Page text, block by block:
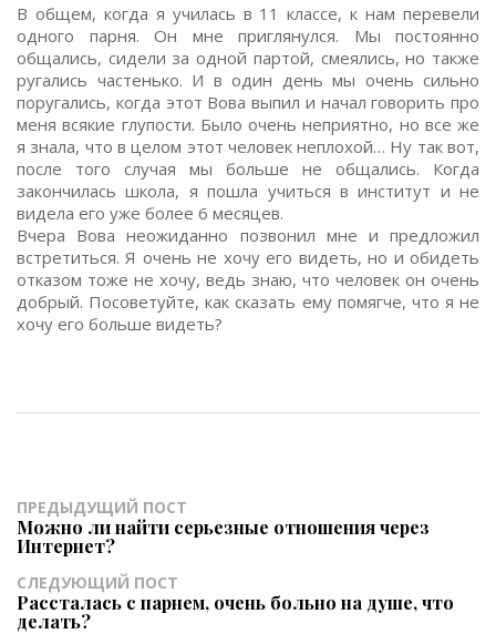
В общем, когда я училась в 11 классе, к нам перевели
одного парня. Он мне приглянулся. Мы постоянно
общались, сидели за одной партой, смеялись, но также
ругались частенько. И в один день мы очень сильно
поругались, когда этот Вова выпил и начал говорить про
меня всякие глупости. Было очень неприятно, но все же
я знала, что в целом этот человек неплохой… Ну так вот,
после того случая мы больше не общались. Когда
закончилась школа, я пошла учиться в институт и не
видела его уже более 6 месяцев.
Вчера Вова неожиданно позвонил мне и предложил
встретиться. Я очень не хочу его видеть, но и обидеть
отказом тоже не хочу, ведь знаю, что человек он очень
добрый. Посоветуйте, как сказать ему помягче, что я не
хочу его больше видеть?
ПРЕДЫДУЩИЙ ПОСТ
Можно ли найти серьезные отношения через
Интернет?
СЛЕДУЮЩИЙ ПОСТ
Рассталась с парнем, очень больно на душе, что
делать?